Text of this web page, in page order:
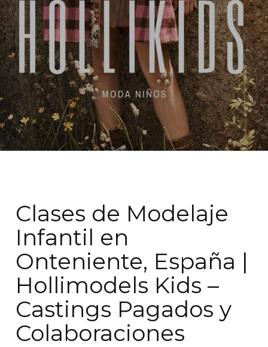
Clases de Modelaje
Infantil en
Onteniente, España |
Hollimodels Kids –
Castings Pagados y
Colaboraciones